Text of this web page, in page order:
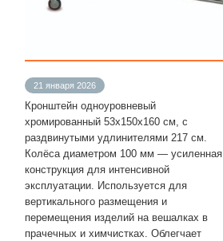
21 января 2026
Кронштейн одноуровневый
хромированный 53х150х160 см, с
раздвинутыми удлинителями 217 см.
Колёса диаметром 100 мм — усиленная
конструкция для интенсивной
эксплуатации. Используется для
вертикального размещения и
перемещения изделий на вешалках в
прачечных и химчистках. Облегчает